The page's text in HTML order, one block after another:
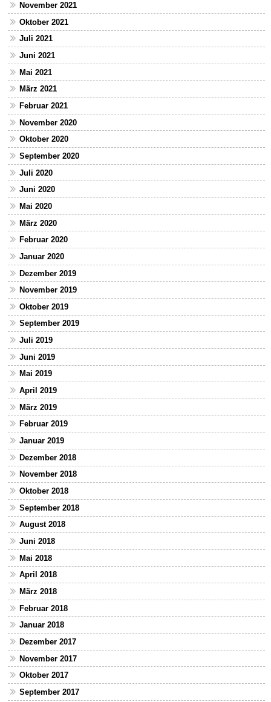
November 2021
Oktober 2021
Juli 2021
Juni 2021
Mai 2021
März 2021
Februar 2021
November 2020
Oktober 2020
September 2020
Juli 2020
Juni 2020
Mai 2020
März 2020
Februar 2020
Januar 2020
Dezember 2019
November 2019
Oktober 2019
September 2019
Juli 2019
Juni 2019
Mai 2019
April 2019
März 2019
Februar 2019
Januar 2019
Dezember 2018
November 2018
Oktober 2018
September 2018
August 2018
Juni 2018
Mai 2018
April 2018
März 2018
Februar 2018
Januar 2018
Dezember 2017
November 2017
Oktober 2017
September 2017